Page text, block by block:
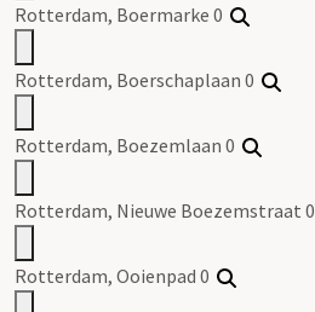
Rotterdam, Boermarke 0
Rotterdam, Boerschaplaan 0
Rotterdam, Boezemlaan 0
Rotterdam, Nieuwe Boezemstraat 0
Rotterdam, Ooienpad 0